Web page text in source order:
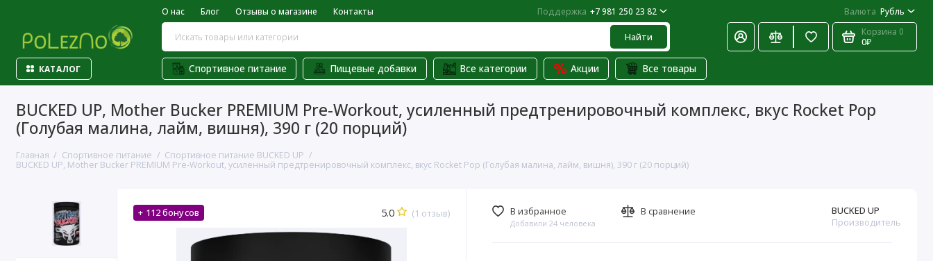
О нас Блог Отзывы о магазине Контакты Поддержка +7 981 250 23 82 Валюта Рубль
Найти Корзина 0
0₽
КАТАЛОГ Спортивное питание Пищевые добавки Все категории Акции Все товары
BUCKED UP, Mother Bucker PREMIUM Pre-Workout, усиленный предтренировочный комплекс, вкус Rocket Pop
(Голубая малина, лайм, вишня), 390 г (20 порций)
Главная Спортивное питание
Спортивное питание BUCKED UP
BUCKED UP, Mother Bucker PREMIUM Pre-Workout, усиленный предтренировочный комплекс, вкус Rocket Pop (Голубая малина, лайм, вишня), 390 г (20 порций)
+ 112 бонусов 5.0 (1 отзыв)
BUCKED UP
Производитель
В избранное
Добавили 24 человека
В сравнение